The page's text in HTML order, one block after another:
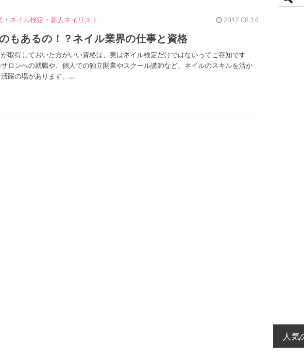
・ ネイル検定 ・ 新人ネイリスト 2017.08.14
もあるの！？ネイル業界の仕事と資格
取得しておいた方がいい資格は、実はネイル検定だけではないってご存知です
ロンへの就職や、個人での独立開業やスクール講師など、ネイルのスキルを活か
躍の場があります。...
人気